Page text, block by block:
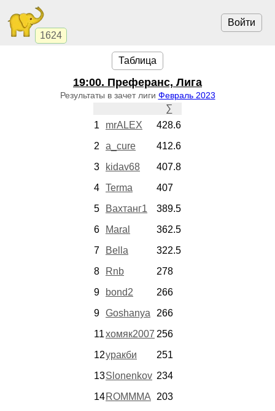
1624
Войти
Таблица
19:00. Преферанс, Лига
Результаты в зачет лиги Февраль 2023
∑
1
mrALEX
428.6
2
a_cure
412.6
3
kidav68
407.8
4 Terma
407
5
Вахтанг1
389.5
6
Maral
362.5
7
Bella
322.5
8
Rnb
278
9
bond2
266
9 Goshanya
266
11хомяк2007 256
12уракби
251
13Slonenkov 234
14ROMMMA
203